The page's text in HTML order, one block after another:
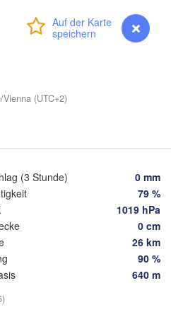
myVentusky Vorhersage
(UTC+2)
(3 Stunde)
0 mm
79 %
1019 hPa
0 cm
26 km
90 %
640 m
Бабруйск
(Babrujsk)
(Smolensk)